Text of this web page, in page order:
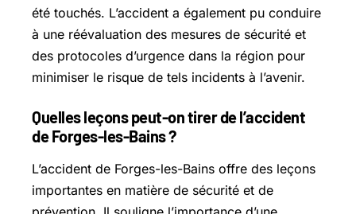
été touchés. L’accident a également pu conduire
à une réévaluation des mesures de sécurité et
des protocoles d’urgence dans la région pour
minimiser le risque de tels incidents à l’avenir.
Quelles leçons peut-on tirer de l’accident
de Forges-les-Bains ?
L’accident de Forges-les-Bains offre des leçons
importantes en matière de sécurité et de